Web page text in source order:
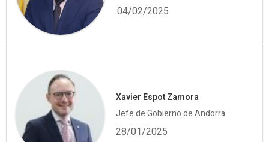
04/02/2025
Xavier Espot Zamora
Jefe de Gobierno de Andorra
28/01/2025